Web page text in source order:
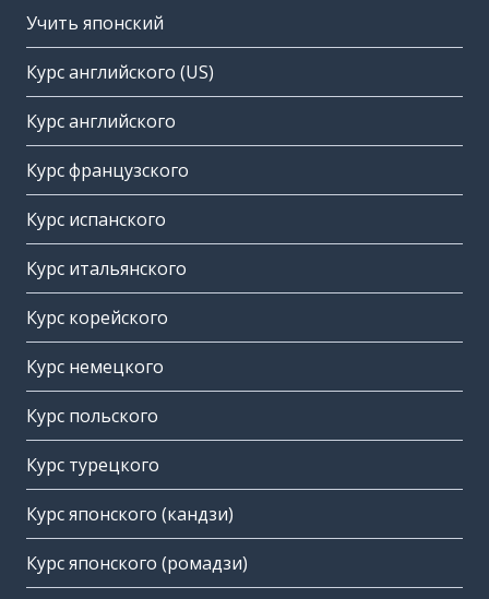
Учить японский
Курс английского (US)
Курс английского
Курс французского
Курс испанского
Курс итальянского
Курс корейского
Курс немецкого
Курс польского
Курс турецкого
Курс японского (кандзи)
Курс японского (ромадзи)